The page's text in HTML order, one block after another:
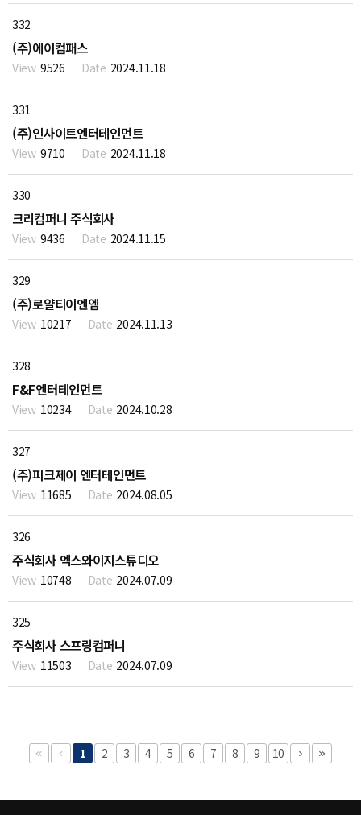
332
(주)에이컴패스
9526 2024.11.18
331
(주)인사이트엔터테인먼트
9710 2024.11.18
330
크리컴퍼니 주식회사
9436 2024.11.15
329
(주)로얄티이엔엠
10217 2024.11.13
328
F&F엔터테인먼트
10234 2024.10.28
327
(주)피크제이 엔터테인먼트
11685 2024.08.05
326
주식회사 엑스와이지스튜디오
10748 2024.07.09
325
주식회사 스프링컴퍼니
11503 2024.07.09
1 2 3 4 5 6 7 8 9 10